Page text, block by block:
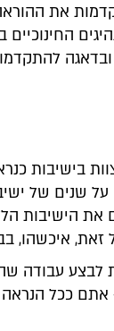
את
בישיבות
שנים של
את הישיבות
זאת, איכשהו,
לבצע עבודה
ככל